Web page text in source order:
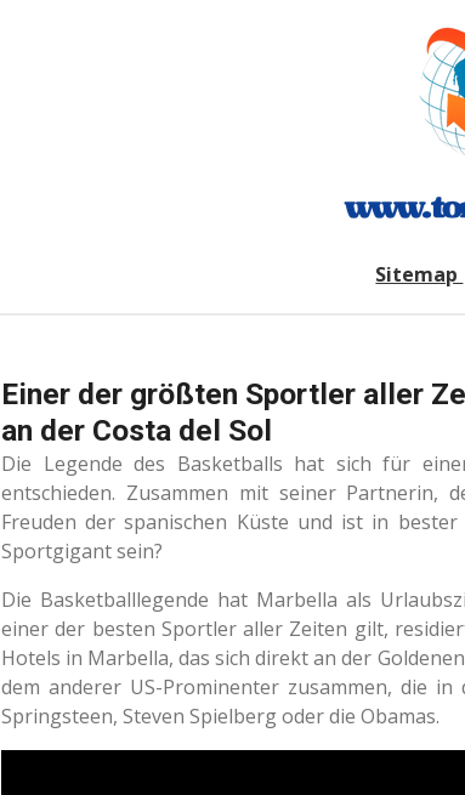
Sitemap
Einer der größten Sportler aller
an der Costa del Sol
Die Legende des Basketballs hat sich für
entschieden. Zusammen mit seiner Partnerin,
Freuden der spanischen Küste und ist in
Sportgigant sein?
Die Basketballlegende hat Marbella als
einer der besten Sportler aller Zeiten gilt,
Hotels in Marbella, das sich direkt an der
dem anderer US-Prominenter zusammen, die
Springsteen, Steven Spielberg oder die Obamas.